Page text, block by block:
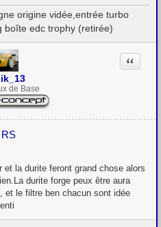
origine vidée,entrée turbo
boîte edc trophy (retirée)
de Base
RS
Citation
la durite feront grand chose alors
durite forge peux être aura
et le filtre ben chacun sont idée